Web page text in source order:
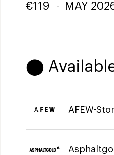
€119 - MAY
⬤
AFEW-